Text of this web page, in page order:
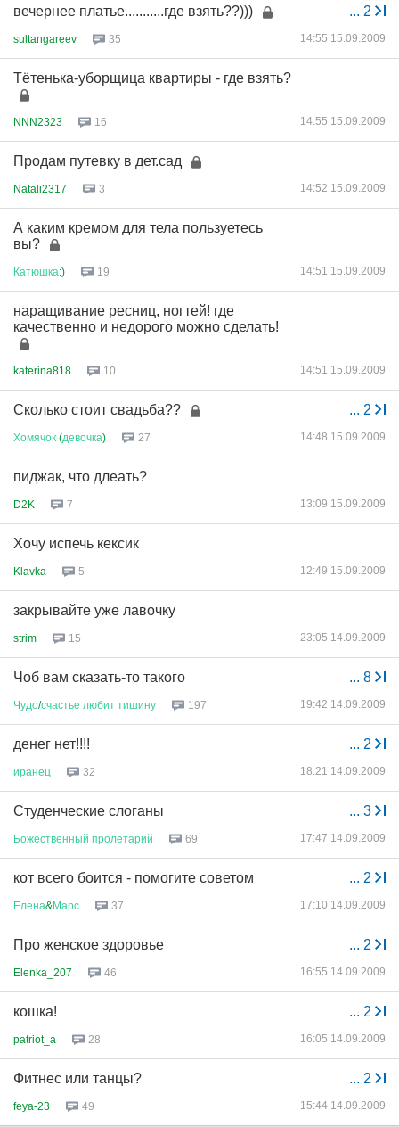
... 2
вечернее платье...........где взять??)))
sultangareev 35 14:55 15.09.2009
Тётенька-уборщица квартиры - где взять?
NNN2323 16 14:55 15.09.2009
Продам путевку в дет.сад
Natali2317 3 14:52 15.09.2009
А каким кремом для тела пользуетесь
вы?
Катюшка:) 19 14:51 15.09.2009
наращивание ресниц, ногтей! где
качественно и недорого можно сделать!
katerina818 10 14:51 15.09.2009
... 2
Сколько стоит свадьба??
Хомячок (девочка) 27 14:48 15.09.2009
пиджак, что длеать?
D2K 7 13:09 15.09.2009
Хочу испечь кексик
Klavka 5 12:49 15.09.2009
закрывайте уже лавочку
strim 15 23:05 14.09.2009
... 8
Чоб вам сказать-то такого
Чудо/счастье любит тишину 197 19:42 14.09.2009
... 2
денег нет!!!!
иранец 32 18:21 14.09.2009
... 3
Студенческие слоганы
Божественный пролетарий 69 17:47 14.09.2009
... 2
кот всего боится - помогите советом
Елена&Марс 37 17:10 14.09.2009
... 2
Про женское здоровье
Elenka_207 46 16:55 14.09.2009
... 2
кошка!
patriot_a 28 16:05 14.09.2009
... 2
Фитнес или танцы?
feya-23 49 15:44 14.09.2009